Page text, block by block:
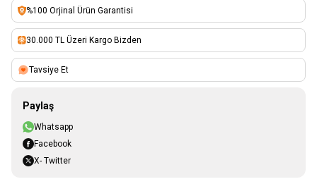
%100 Orjinal Ürün Garantisi
30.000 TL Üzeri Kargo Bizden
Tavsiye Et
Paylaş
Whatsapp
Facebook
X- Twitter